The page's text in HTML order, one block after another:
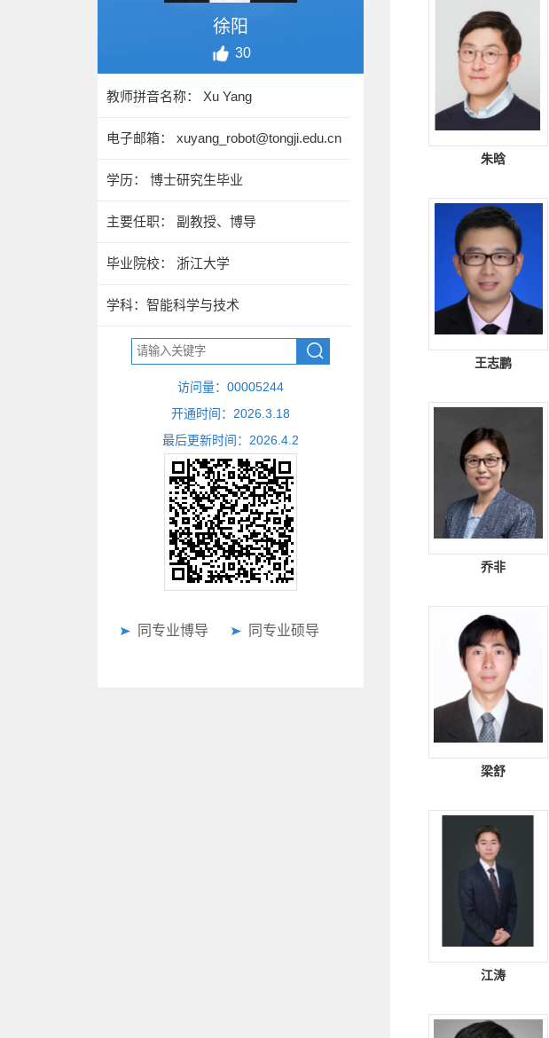
徐阳
30
教师拼音名称： Xu Yang
电子邮箱： xuyang_robot@tongji.edu.cn
学历： 博士研究生毕业
主要任职： 副教授、博导
毕业院校： 浙江大学
学科：智能科学与技术
访问量： 00005244
开通时间： 2026 3 18
最后更新时间： 2026 4 2
同专业博导 同专业硕导
朱晗
王志鹏
乔非
梁舒
江涛